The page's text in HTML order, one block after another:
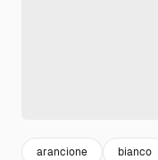
arancione bianco